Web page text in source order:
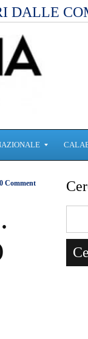
DALLE
0 Comment